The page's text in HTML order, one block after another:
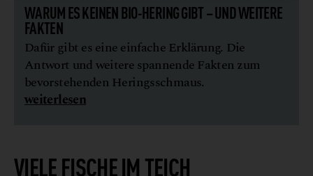
WARUM ES KEINEN BIO-HERING GIBT – UND WEITERE
FAKTEN
Dafür gibt es eine einfache Erklärung. Die
Antwort und weitere spannende Fakten zum
bevorstehenden Heringsschmaus.
weiterlesen
VIELE FISCHE IM TEICH